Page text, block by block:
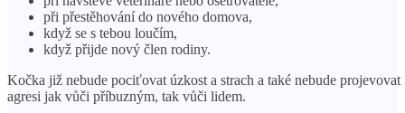
při přestěhování do nového domova,
když se s tebou loučím,
když přijde nový člen rodiny.
Kočka již nebude pociťovat úzkost a strach a také nebude projevovat
agresi jak vůči příbuzným, tak vůči lidem.